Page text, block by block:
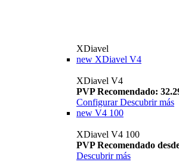
XDiavel
new XDiavel V4
XDiavel V4
PVP Recomendado:
Configurar Descubrir más
new V4 100
XDiavel V4 100
PVP Recomendado
Descubrir más